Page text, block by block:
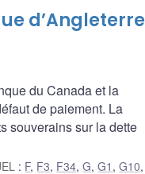
d’Angleterre
du Canada et la
de paiement. La
souverains sur la dette
: F, F3, F34,G,G1 ,G10,